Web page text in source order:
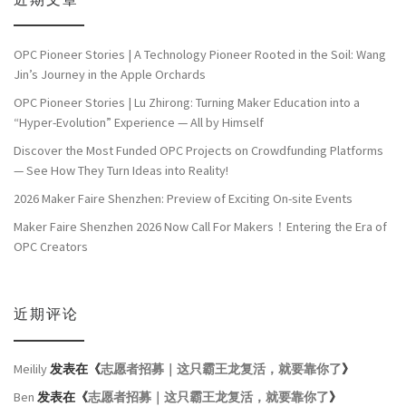
OPC Pioneer Stories | A Technology Pioneer Rooted in the Soil: Wang
Jin’s Journey in the Apple Orchards
OPC Pioneer Stories | Lu Zhirong: Turning Maker Education into a
“Hyper-Evolution” Experience — All by Himself
Discover the Most Funded OPC Projects on Crowdfunding Platforms
— See How They Turn Ideas into Reality!
2026 Maker Faire Shenzhen: Preview of Exciting On-site Events
Maker Faire Shenzhen 2026 Now Call For Makers！Entering the Era of
OPC Creators
近期评论
Meilily发表在《志愿者招募｜这只霸王龙复活，就要靠你了》
Ben 发表在《志愿者招募｜这只霸王龙复活，就要靠你了》